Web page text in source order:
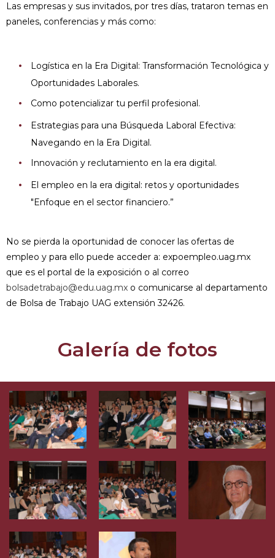
Las empresas y sus invitados, por tres días, trataron temas en
paneles, conferencias y más como:
Logística en la Era Digital: Transformación Tecnológica y
Oportunidades Laborales.
Como potencializar tu perfil profesional.
Estrategias para una Búsqueda Laboral Efectiva:
Navegando en la Era Digital.
Innovación y reclutamiento en la era digital.
El empleo en la era digital: retos y oportunidades
"Enfoque en el sector financiero.”
No se pierda la oportunidad de conocer las ofertas de
empleo y para ello puede acceder a: expoempleo.uag.mx
que es el portal de la exposición o al correo
bolsadetrabajo@edu.uag.mx o comunicarse al departamento
de Bolsa de Trabajo UAG extensión 32426.
Galería de fotos